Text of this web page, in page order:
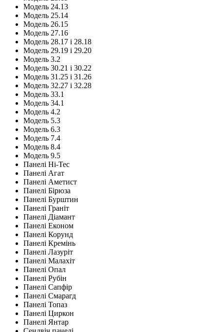
Модель 24.13
Модель 25.14
Модель 26.15
Модель 27.16
Модель 28.17 і 28.18
Модель 29.19 і 29.20
Модель 3.2
Модель 30.21 і 30.22
Модель 31.25 і 31.26
Модель 32.27 і 32.28
Модель 33.1
Модель 34.1
Модель 4.2
Модель 5.3
Модель 6.3
Модель 7.4
Модель 8.4
Модель 9.5
Панелі Hi-Tec
Панелі Агат
Панелі Аметист
Панелі Бірюза
Панелі Бурштин
Панелі Граніт
Панелі Діамант
Панелі Економ
Панелі Корунд
Панелі Кремінь
Панелі Лазуріт
Панелі Малахіт
Панелі Опал
Панелі Рубін
Панелі Сапфір
Панелі Смарагд
Панелі Топаз
Панелі Циркон
Панелі Янтар